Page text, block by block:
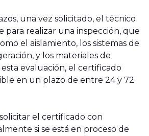
una vez solicitado, el técnico
para realizar una inspección, que
el aislamiento, los sistemas de
y los materiales de
evaluación, el certificado
en un plazo de entre 24 y 72
el certificado con
si se está en proceso de